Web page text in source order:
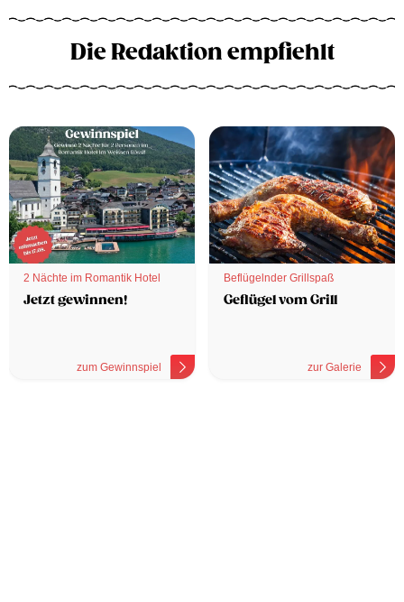
Die Redaktion empfiehlt
2 Nächte im Romantik Hotel
Jetzt gewinnen!
zum Gewinnspiel
Beflügelnder Grillspaß
Geflügel vom Grill
zur Galerie